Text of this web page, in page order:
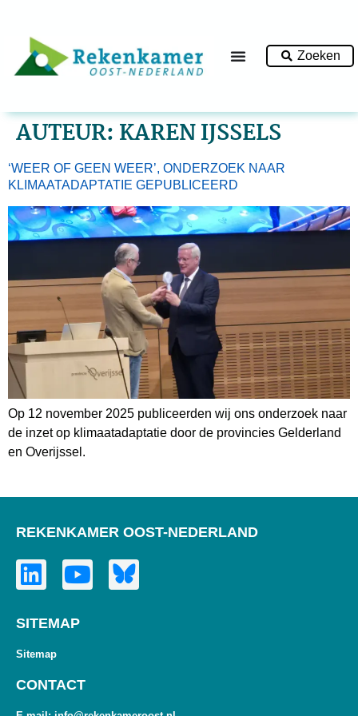
Zoeken
AUTEUR: KAREN IJSSELS
‘WEER OF GEEN WEER’, ONDERZOEK NAAR
KLIMAATADAPTATIE GEPUBLICEERD
Op 12 november 2025 publiceerden wij ons onderzoek naar
de inzet op klimaatadaptatie door de provincies Gelderland
en Overijssel.
REKENKAMER OOST-NEDERLAND
SITEMAP
Sitemap
CONTACT